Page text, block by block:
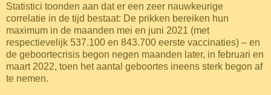
Statistici toonden aan dat er een zeer nauwkeurige
correlatie in de tijd bestaat: De prikken bereiken hun
maximum in de maanden mei en juni 2021 (met
respectievelijk 537.100 en 843.700 eerste vaccinaties) ­– en
de geboortecrisis begon negen maanden later, in februari en
maart 2022, toen het aantal geboortes ineens sterk begon af
te nemen.